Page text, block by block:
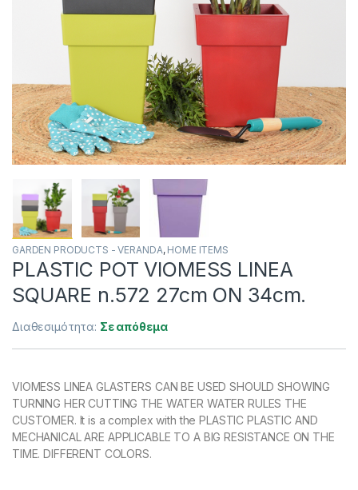
GARDEN PRODUCTS - VERANDA, HOME ITEMS
PLASTIC POT VIOMESS LINEA
SQUARE n.572 27cm ON 34cm.
Διαθεσιμότητα: Σε απόθεμα
VIOMESS LINEA GLASTERS CAN BE USED SHOULD SHOWING
TURNING HER CUTTING THE WATER WATER RULES THE
CUSTOMER. It is a complex with the PLASTIC PLASTIC AND
MECHANICAL ARE APPLICABLE TO A BIG RESISTANCE ON THE
TIME. DIFFERENT COLORS.